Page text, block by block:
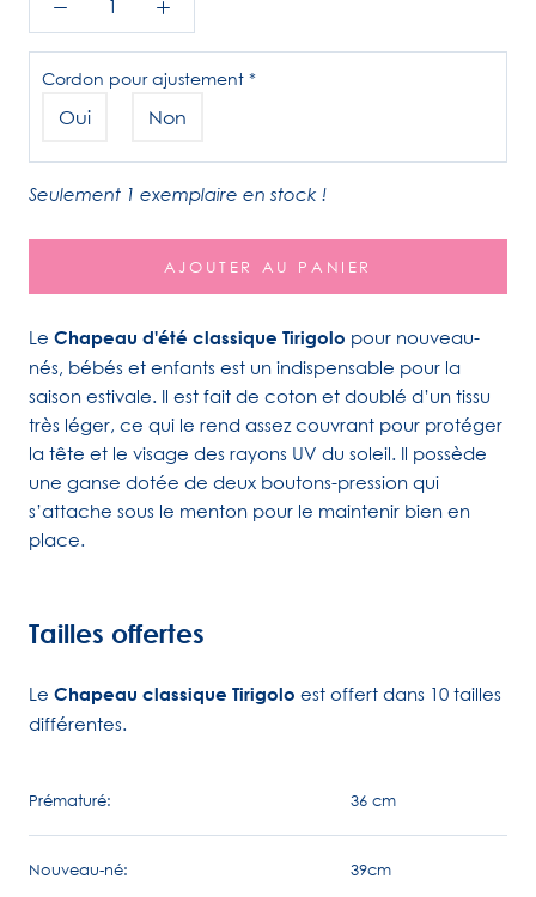
Cordon pour ajustement *
Oui Non
Seulement 1 exemplaire en stock !
AJOUTER AU PANIER
Le Chapeau d'été classique Tirigolo pour nouveau-
nés, bébés et enfants est un indispensable pour la
saison estivale. Il est fait de coton et doublé d’un tissu
très léger, ce qui le rend assez couvrant pour protéger
la tête et le visage des rayons UV du soleil. Il possède
une ganse dotée de deux boutons-pression qui
s’attache sous le menton pour le maintenir bien en
place.
Tailles offertes
Le Chapeau classique Tirigolo est offert dans 10 tailles
différentes.
Prématuré: 36 cm
Nouveau-né: 39cm